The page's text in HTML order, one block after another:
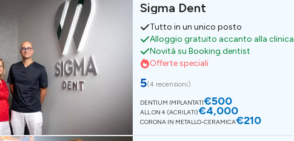
Sigma Dent
Tutto in un unico posto
Alloggio gratuito accanto alla clinica
Novità su Booking.dentist
Offerte speciali
5(4 recensioni)
DENTIUM IMPLANTATI€500
ALL ON 4 (ACRILATI)€4,000
CORONA IN METALLO-CERAMICA€210